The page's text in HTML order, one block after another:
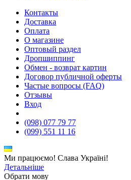
Контакты
Доставка
Оплата
О магазине
Оптовый раздел
Дропшиппинг
Обмен - возврат картин
Договор публичной оферты
Частые вопросы (FAQ)
Отзывы
Вход
(098) 077 79 77
(099) 551 11 16
Ми працюємо! Слава Україні!
Детальніше
Обрати мову